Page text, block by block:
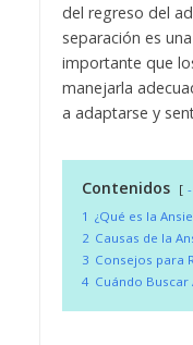
del regreso del
separación es
importante que
manejarla
a adaptarse y
Contenidos
-
1 ¿Qué es la
2 Causas de la
3 Consejos para
4 Cuándo